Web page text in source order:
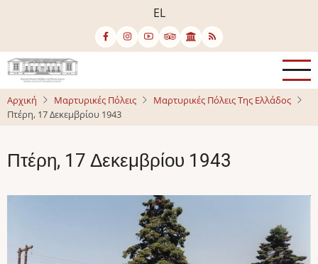
κυρίως
περιεχόμενο
EL
Αρχική Μαρτυρικές Πόλεις
Μαρτυρικές Πόλεις Της Ελλάδος
Πτέρη, 17 Δεκεμβρίου 1943
Πτέρη, 17 Δεκεμβρίου 1943
Image